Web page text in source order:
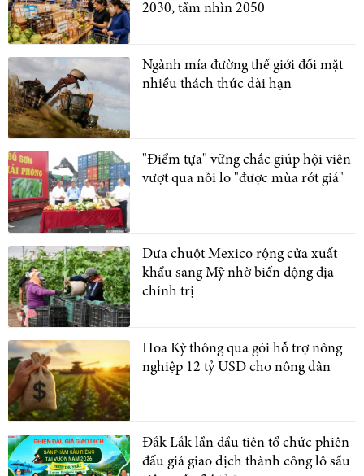
2030, tầm nhìn 2050
Ngành mía đường thế giới đối mặt
nhiều thách thức dài hạn
"Điểm tựa" vững chắc giúp hội viên
vượt qua nỗi lo "được mùa rớt giá"
Dưa chuột Mexico rộng cửa xuất
khẩu sang Mỹ nhờ biến động địa
chính trị
Hoa Kỳ thông qua gói hỗ trợ nông
nghiệp 12 tỷ USD cho nông dân
Đắk Lắk lần đầu tiên tổ chức phiên
đấu giá giao dịch thành công lô sầu